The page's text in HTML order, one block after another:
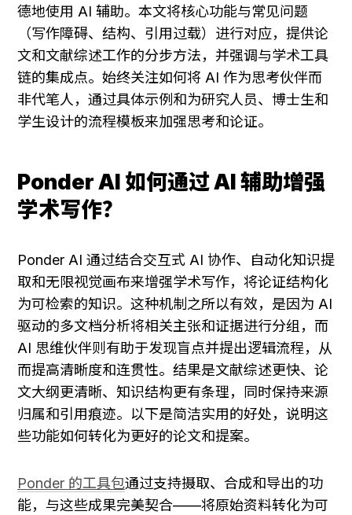
德地使用 AI 辅助。本文将核心功能与常见问题
（写作障碍、结构、引用过载）进行对应，提供论
文和文献综述工作的分步方法，并强调与学术工具
链的集成点。始终关注如何将 AI 作为思考伙伴而
非代笔人，通过具体示例和为研究人员、博士生和
学生设计的流程模板来加强思考和论证。
Ponder AI 如何通过 AI 辅助增强
学术写作？
Ponder AI 通过结合交互式 AI 协作、自动化知识提
取和无限视觉画布来增强学术写作，将论证结构化
为可检索的知识。这种机制之所以有效，是因为 AI
驱动的多文档分析将相关主张和证据进行分组，而
AI 思维伙伴则有助于发现盲点并提出逻辑流程，从
而提高清晰度和连贯性。结果是文献综述更快、论
文大纲更清晰、知识结构更有条理，同时保持来源
归属和引用痕迹。以下是简洁实用的好处，说明这
些功能如何转化为更好的论文和提案。
Ponder 的工具包通过支持摄取、合成和导出的功
能，与这些成果完美契合——将原始资料转化为可